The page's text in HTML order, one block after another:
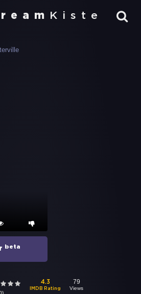
Kiste
beta
4.3
IMDB Rating
79
Views